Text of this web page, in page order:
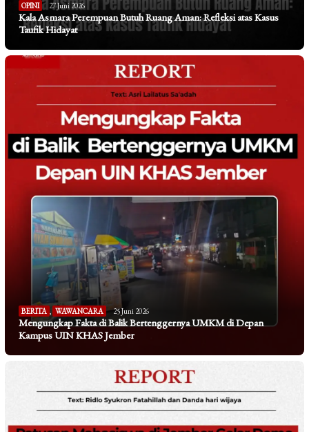
OPINI 27 Juni 2026
Kala Asmara Perempuan Butuh Ruang Aman: Refleksi atas Kasus
Taufik Hidayat
BERITA , WAWANCARA 25 Juni 2026
Mengungkap Fakta di Balik Bertenggernya UMKM di Depan
Kampus UIN KHAS Jember